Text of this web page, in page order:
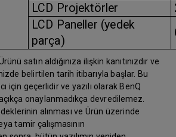
LCD Projektörler
LCD Paneller (yedek
parça)
satın aldığınıza ilişkin kanıtınızdır ve
belirtilen tarih itibarıyla başlar. Bu
için geçerlidir ve yazılı olarak BenQ
onaylanmadıkça devredilemez.
alınması ve Ürün üzerinde
tamir çalışmasının